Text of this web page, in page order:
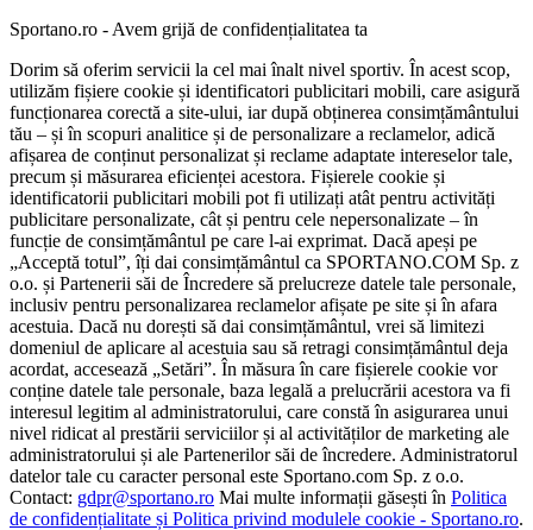
Sportano.ro - Avem grijă de confidențialitatea ta
Dorim să oferim servicii la cel mai înalt nivel sportiv. În acest scop,
utilizăm fișiere cookie și identificatori publicitari mobili, care asigură
funcționarea corectă a site-ului, iar după obținerea consimțământului
tău – și în scopuri analitice și de personalizare a reclamelor, adică
afișarea de conținut personalizat și reclame adaptate intereselor tale,
precum și măsurarea eficienței acestora. Fișierele cookie și
identificatorii publicitari mobili pot fi utilizați atât pentru activități
publicitare personalizate, cât și pentru cele nepersonalizate – în
funcție de consimțământul pe care l-ai exprimat. Dacă apeși pe
„Acceptă totul”, îți dai consimțământul ca SPORTANO.COM Sp. z
o.o. și Partenerii săi de Încredere să prelucreze datele tale personale,
inclusiv pentru personalizarea reclamelor afișate pe site și în afara
acestuia. Dacă nu dorești să dai consimțământul, vrei să limitezi
domeniul de aplicare al acestuia sau să retragi consimțământul deja
acordat, accesează „Setări”. În măsura în care fișierele cookie vor
conține datele tale personale, baza legală a prelucrării acestora va fi
interesul legitim al administratorului, care constă în asigurarea unui
nivel ridicat al prestării serviciilor și al activităților de marketing ale
administratorului și ale Partenerilor săi de încredere. Administratorul
datelor tale cu caracter personal este Sportano.com Sp. z o.o.
Contact: gdpr@sportano.ro Mai multe informații găsești în Politica
de confidențialitate și Politica privind modulele cookie - Sportano.ro.